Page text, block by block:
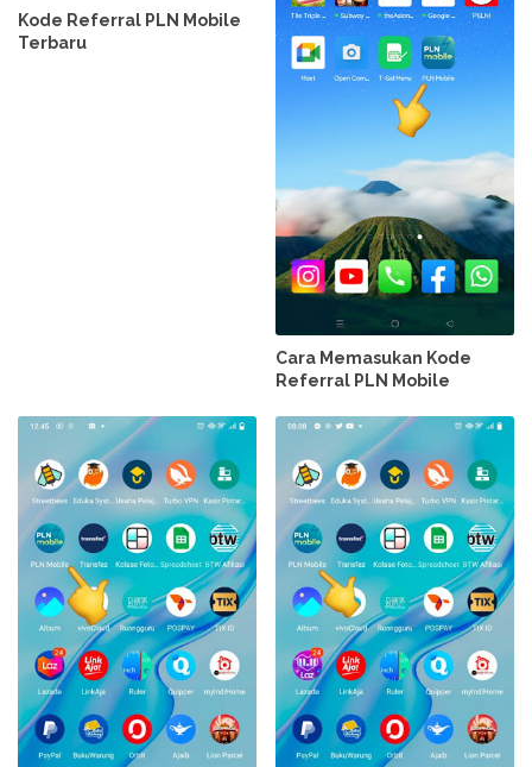
Kode Referral PLN Mobile
Terbaru
Cara Memasukan Kode
Referral PLN Mobile